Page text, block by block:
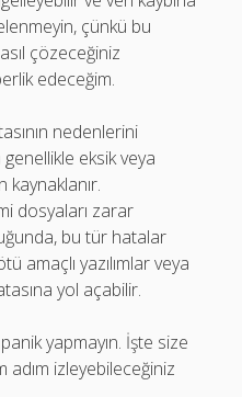
çünkü bu
çözeceğiniz
edeceğim.
nedenlerini
eksik veya
kaynaklanır.
dosyaları zarar
bu tür hatalar
amaçlı yazılımlar veya
yol açabilir.
yapmayın. İşte size
adım izleyebileceğiniz